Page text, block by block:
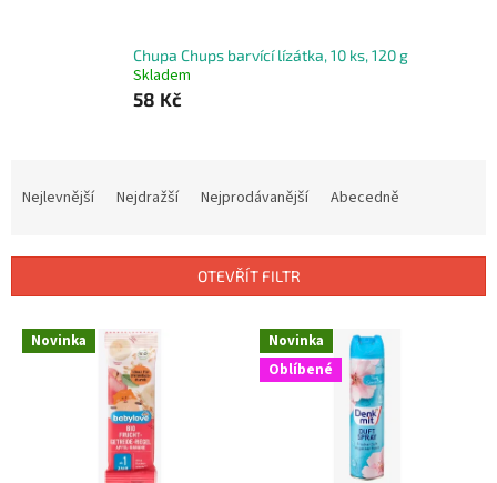
Chupa Chups barvící lízátka, 10 ks, 120 g
Skladem
58 Kč
í
Nejlevnější Nejdražší Nejprodávanější Abecedně
OTEVŘÍT FILTR
V Novinka
Novinka
Oblíbené